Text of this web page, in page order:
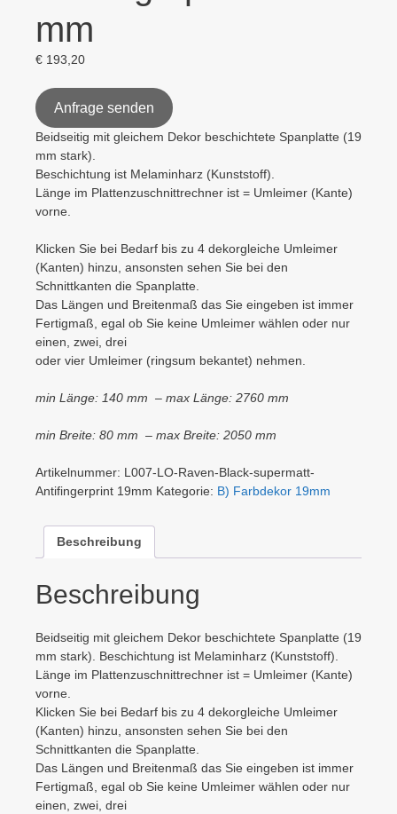
mm
€ 193,20
Anfrage senden
Beidseitig mit gleichem Dekor beschichtete Spanplatte (19
mm stark).
Beschichtung ist Melaminharz (Kunststoff).
Länge im Plattenzuschnittrechner ist = Umleimer (Kante)
vorne.
Klicken Sie bei Bedarf bis zu 4 dekorgleiche Umleimer
(Kanten) hinzu, ansonsten sehen Sie bei den
Schnittkanten die Spanplatte.
Das Längen und Breitenmaß das Sie eingeben ist immer
Fertigmaß, egal ob Sie keine Umleimer wählen oder nur
einen, zwei, drei
oder vier Umleimer (ringsum bekantet) nehmen.
min Länge: 140 mm – max Länge: 2760 mm
min Breite: 80 mm – max Breite: 2050 mm
Artikelnummer: L007-LO-Raven-Black-supermatt-
Antifingerprint 19mm Kategorie: B) Farbdekor 19mm
Beschreibung
Beschreibung
Beidseitig mit gleichem Dekor beschichtete Spanplatte (19
mm stark). Beschichtung ist Melaminharz (Kunststoff).
Länge im Plattenzuschnittrechner ist = Umleimer (Kante)
vorne.
Klicken Sie bei Bedarf bis zu 4 dekorgleiche Umleimer
(Kanten) hinzu, ansonsten sehen Sie bei den
Schnittkanten die Spanplatte.
Das Längen und Breitenmaß das Sie eingeben ist immer
Fertigmaß, egal ob Sie keine Umleimer wählen oder nur
einen, zwei, drei